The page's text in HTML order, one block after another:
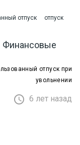
отпуск отпуск
Финансовые
отпуск при
увольнении
 6 лет назад